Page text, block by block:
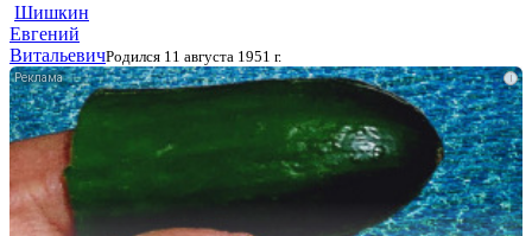
Шишкин
Евгений
ВитальевичРодился 11 августа 1951 г.
i